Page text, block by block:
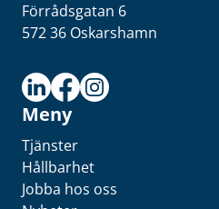
Förrådsgatan 6
572 36 Oskarshamn
Meny
Tjänster
Hållbarhet
Jobba hos oss